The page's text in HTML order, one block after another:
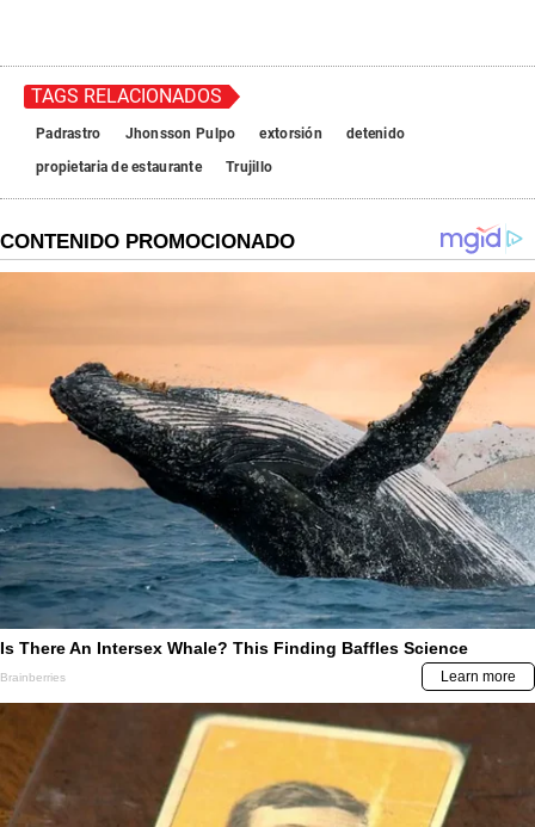
TAGS RELACIONADOS
Padrastro Jhonsson Pulpo extorsión
detenido
propietaria de estaurante
Trujillo